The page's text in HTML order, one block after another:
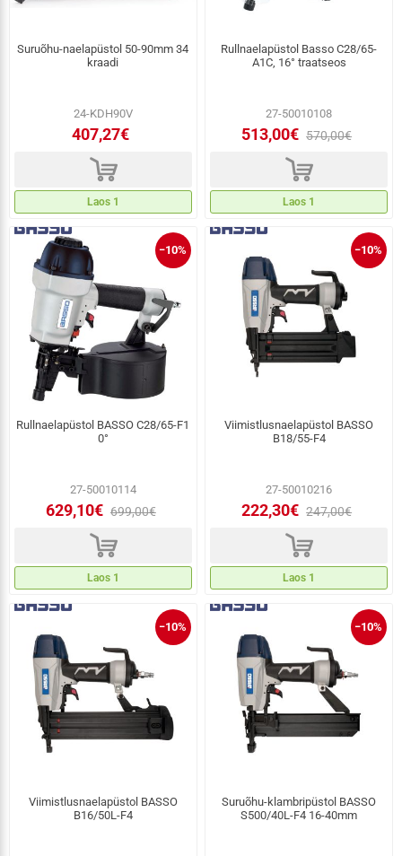
Suruõhu-naelapüstol 50-90mm 34
kraadi
24-KDH90V
407,27€
d
Laos 1
Rullnaelapüstol Basso C28/65-
A1C, 16° traatseos
27-50010108
513,00€ 570,00€
d
Laos 1
−10%
Rullnaelapüstol BASSO C28/65-F1
0°
27-50010114
629,10€ 699,00€
d
Laos 1
−10%
Viimistlusnaelapüstol BASSO
B18/55-F4
27-50010216
222,30€ 247,00€
d
Laos 1
−10%
Viimistlusnaelapüstol BASSO
B16/50L-F4
−10%
Suruõhu-klambripüstol BASSO
S500/40L-F4 16-40mm